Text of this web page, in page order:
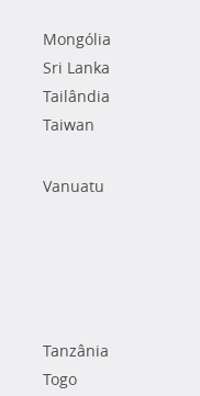
Mongólia
Sri Lanka
Tailândia
Taiwan
Vanuatu
Tanzânia
Togo